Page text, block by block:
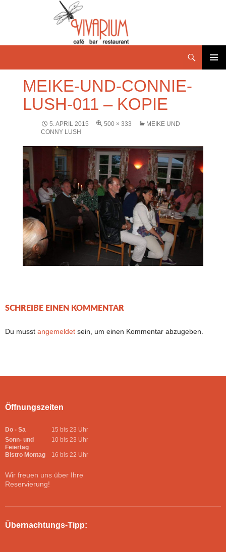
MEIKE-UND-CONNIE-
LUSH-011 – KOPIE
5. APRIL 2015 500 × 333
MEIKE UND
CONNY LUSH
SCHREIBE EINEN KOMMENTAR
Du musst angemeldet sein, um einen Kommentar abzugeben.
Öffnungszeiten
Do - Sa
15 bis 23 Uhr
Sonn- und
Feiertag
10 bis 23 Uhr
Bistro Montag 16 bis 22 Uhr
Wir freuen uns über Ihre
Reservierung!
Übernachtungs-Tipp: